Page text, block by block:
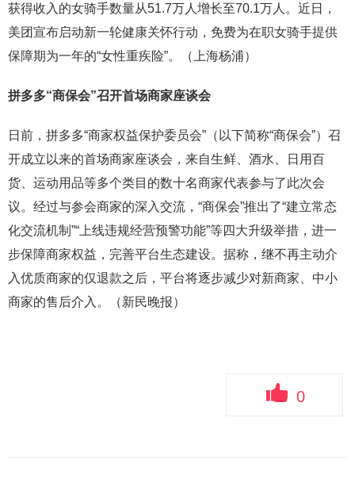
获得收入的女骑手数量从51.7万人增长至70.1万人。近日，
美团宣布启动新一轮健康关怀行动，免费为在职女骑手提供
保障期为一年的“女性重疾险”。（上海杨浦）
拼多多“商保会”召开首场商家座谈会
日前，拼多多“商家权益保护委员会”（以下简称“商保会”）召
开成立以来的首场商家座谈会，来自生鲜、酒水、日用百
货、运动用品等多个类目的数十名商家代表参与了此次会
议。经过与参会商家的深入交流，“商保会”推出了“建立常态
化交流机制”“上线违规经营预警功能”等四大升级举措，进一
步保障商家权益，完善平台生态建设。据称，继不再主动介
入优质商家的仅退款之后，平台将逐步减少对新商家、中小
商家的售后介入。（新民晚报）
0